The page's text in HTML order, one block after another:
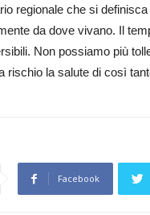
regionale che si
da dove vivano. Il
Non possiamo più
rischio la salute di così
Facebook